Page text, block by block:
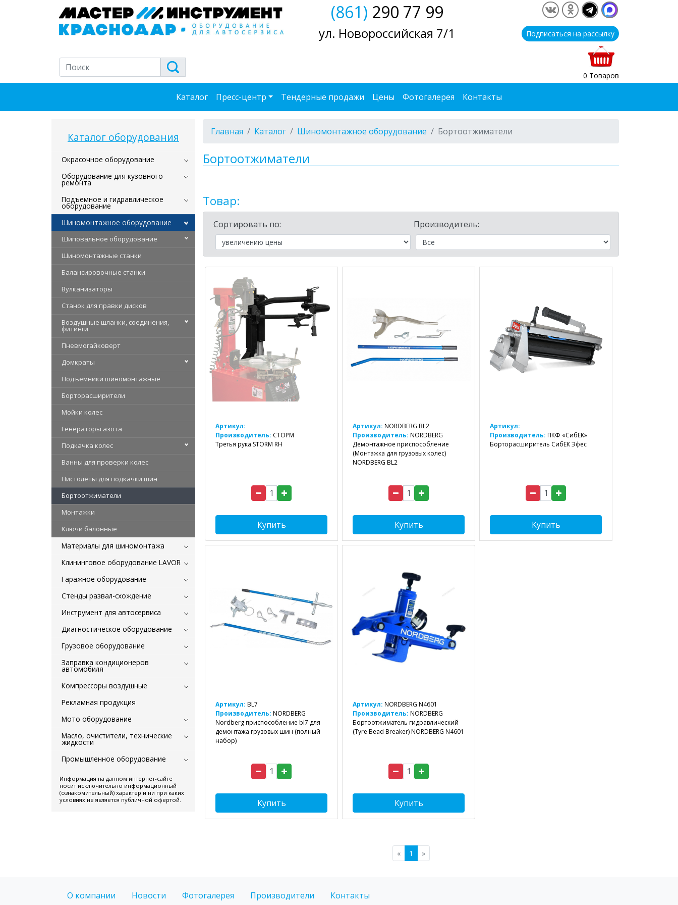
(861) 290 77 99
ул. Новороссийская 7/1 Подписаться на рассылку
0 Товаров
Каталог Пресс-центр Тендерные продажи Цены Фотогалерея Контакты
Каталог оборудования
Окрасочное оборудование
Оборудование для кузовного
ремонта
Подъемное и гидравлическое
оборудование
Шиномонтажное оборудование
Шиповальное оборудование
Шиномонтажные станки
Балансировочные станки
Вулканизаторы
Станок для правки дисков
Воздушные шланки, соединения,
фитинги
Пневмогайковерт
Домкраты
Подъемники шиномонтажные
Борторасширители
Мойки колес
Генераторы азота
Подкачка колес
Ванны для проверки колес
Пистолеты для подкачки шин
Бортоотжиматели
Монтажки
Ключи балонные
Материалы для шиномонтажа
Клининговое оборудование LAVOR
Гаражное оборудование
Стенды развал-схождение
Инструмент для автосервиса
Диагностическое оборудование
Грузовое оборудование
Заправка кондиционеров
автомобиля
Компрессоры воздушные
Рекламная продукция
Мото оборудование
Масло, очистители, технические
жидкости
Промышленное оборудование
Информация на данном интернет-сайте
носит исключительно информационный
(ознакомительный) характер и ни при каких
условиях не является публичной офертой.
Главная Каталог Шиномонтажное оборудование Бортоотжиматели
Бортоотжиматели
Товар:
Сортировать по: Производитель:
Артикул:
Производитель: СТОРМ
Третья рука STORM RH
Купить
Артикул: NORDBERG BL2
Производитель: NORDBERG
Демонтажное приспособление
(Монтажка для грузовых колес)
NORDBERG BL2
Купить
Артикул:
Производитель: ПКФ «СибЕК»
Борторасширитель СибЕК Эфес
Купить
Артикул: BL7
Производитель: NORDBERG
Nordberg приспособление bl7 для
демонтажа грузовых шин (полный
набор)
Купить
Артикул: NORDBERG N4601
Производитель: NORDBERG
Бортоотжиматель гидравлический
(Tyre Bead Breaker) NORDBERG N4601
Купить
« 1 »
О компании Новости Фотогалерея Производители Контакты